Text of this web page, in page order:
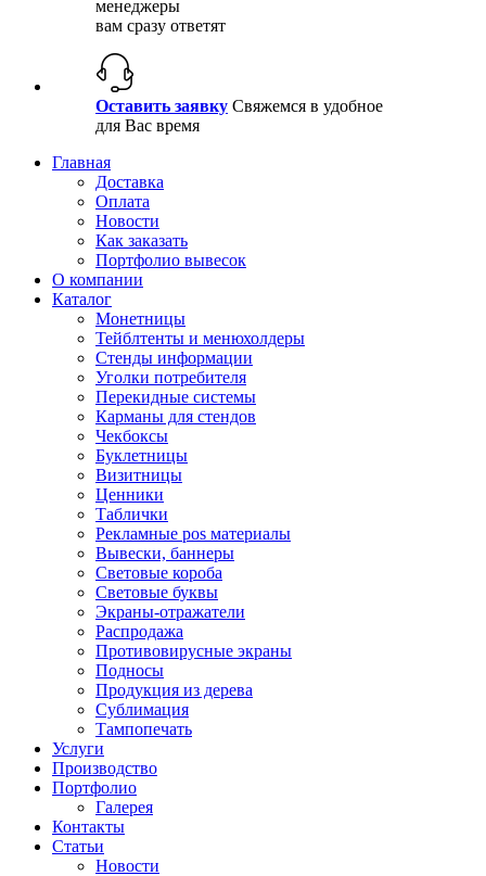
менеджеры
вам сразу ответят
Оставить заявку Свяжемся в удобное
для Вас время
Главная
Доставка
Оплата
Новости
Как заказать
Портфолио вывесок
О компании
Каталог
Монетницы
Тейблтенты и менюхолдеры
Стенды информации
Уголки потребителя
Перекидные системы
Карманы для стендов
Чекбоксы
Буклетницы
Визитницы
Ценники
Таблички
Рекламные pos материалы
Вывески, баннеры
Световые короба
Световые буквы
Экраны-отражатели
Распродажа
Противовирусные экраны
Подносы
Продукция из дерева
Сублимация
Тампопечать
Услуги
Производство
Портфолио
Галерея
Контакты
Статьи
Новости